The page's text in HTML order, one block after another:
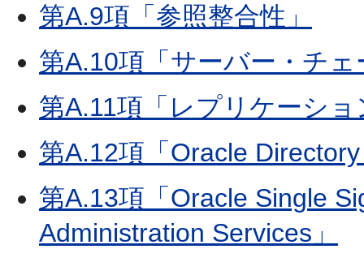
第A.9項「参照整合性」
第A.10項「サーバー・チェ
第A.11項「レプリケーショ
第A.12項「Oracle
第A.13項「Oracle Single
Administration Services」